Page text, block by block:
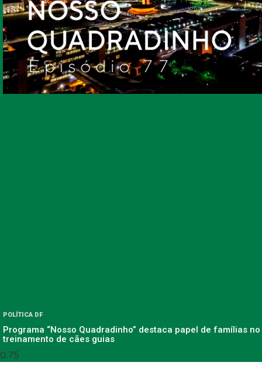
POLÍTICA DF
Programa “Nosso Quadradinho” destaca papel de famílias no
treinamento de cães guias